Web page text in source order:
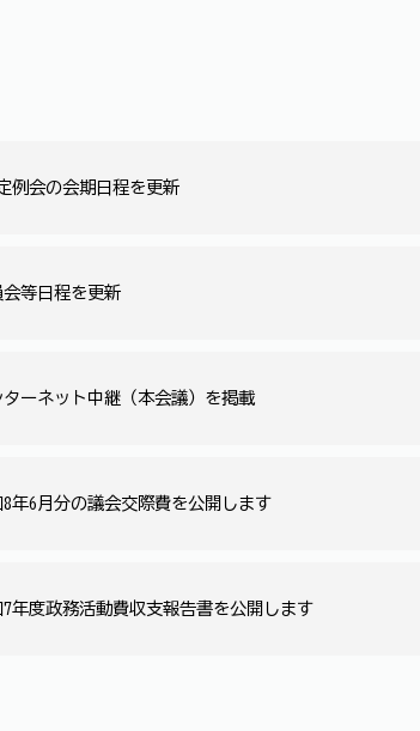
例会の会期日程を更新
会等日程を更新
ターネット中継（本会議）を掲載
8年6月分の議会交際費を公開します
7年度政務活動費収支報告書を公開します